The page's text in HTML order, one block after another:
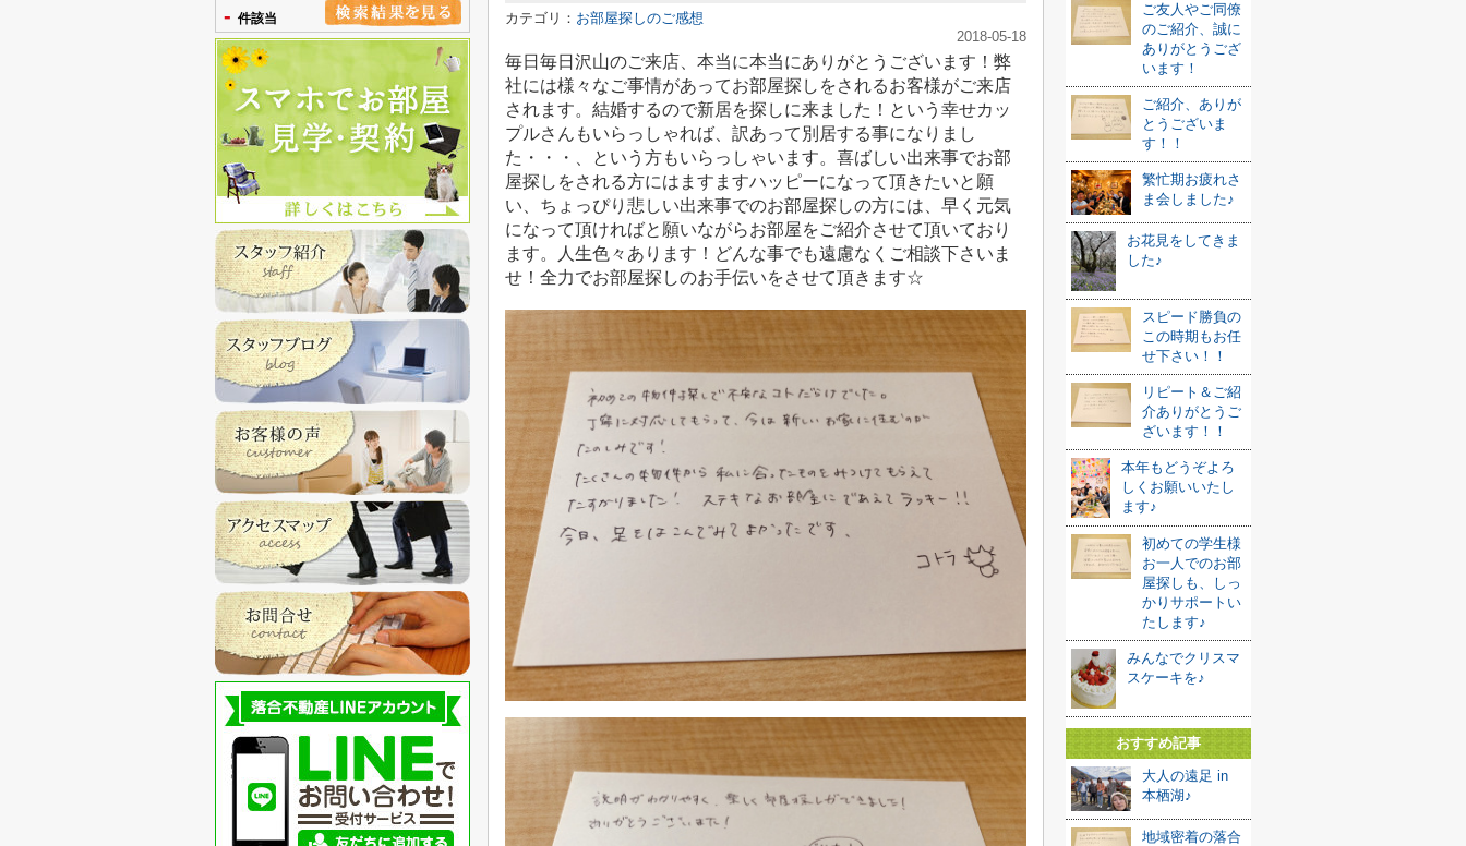
カテゴリ： お部屋探しのご感想
2018-05-18
毎日毎日沢山のご来店、本当に本当にありがとうございます！弊
社には様々なご事情があってお部屋探しをされるお客様がご来店
されます。結婚するので新居を探しに来ました！という幸せカッ
プルさんもいらっしゃれば、訳あって別居する事になりまし
た・・・、という方もいらっしゃいます。喜ばしい出来事でお部
屋探しをされる方にはますますハッピーになって頂きたいと願
い、ちょっぴり悲しい出来事でのお部屋探しの方には、早く元気
になって頂ければと願いながらお部屋をご紹介させて頂いており
ます。人生色々あります！どんな事でも遠慮なくご相談下さいま
せ！全力でお部屋探しのお手伝いをさせて頂きます☆
ご友人やご同僚
のご紹介、誠に
ありがとうござ
います！
ご紹介、ありが
とうございま
す！！
繁忙期お疲れさ
ま会しました♪
お花見をしてきま
した♪
スピード勝負の
この時期もお任
せ下さい！！
リピート＆ご紹
介ありがとうご
ざいます！！
本年もどうぞよろ
しくお願いいたし
ます♪
初めての学生様
お一人でのお部
屋探しも、しっ
かりサポートい
たします♪
みんなでクリスマ
スケーキを♪
おすすめ記事
大人の遠足 in
本栖湖♪
地域密着の落合
- 件該当